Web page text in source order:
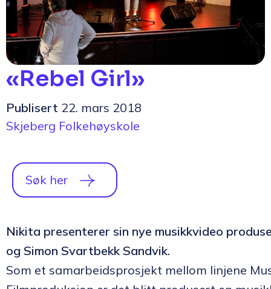
«Rebel Girl»
Publisert 22. mars 2018
Skjeberg Folkehøyskole
Søk her
Nikita presenterer sin nye musikkvideo
og Simon Svartbekk Sandvik.
Som et samarbeidsprosjekt mellom linjene